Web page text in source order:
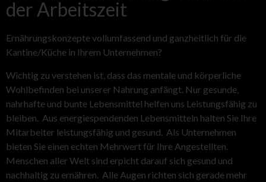
der Arbeitszeit
Ernährungskonzepte vollumfassend und ganzheitlich für die
Kantine/Küche in Ihrem Unternehmen?
Wichtig zu verstehen ist, dass das mentale und körperliche
Wohlbefinden bei unserer Nahrung anfängt. Nur gesunde,
nahrhafte und bunte Lebensmittel helfen uns Leistungsfähig zu
bleiben. Aus energiespendenden Lebensmitteln halten Sie Ihre
Mitarbeiter leistungsfähig und gesund. Als Unternehmen
bieten Sie einen echten Mehrwert für Ihre Angestellten.
Menschen aller Welt sind erpicht darauf sich gesund und
nachhaltig zu ernähren. Alle Augen richten sich gerade mehr